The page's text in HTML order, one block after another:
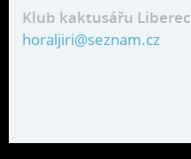
Klub kaktusářu Liberec
horaljiri@seznam.cz